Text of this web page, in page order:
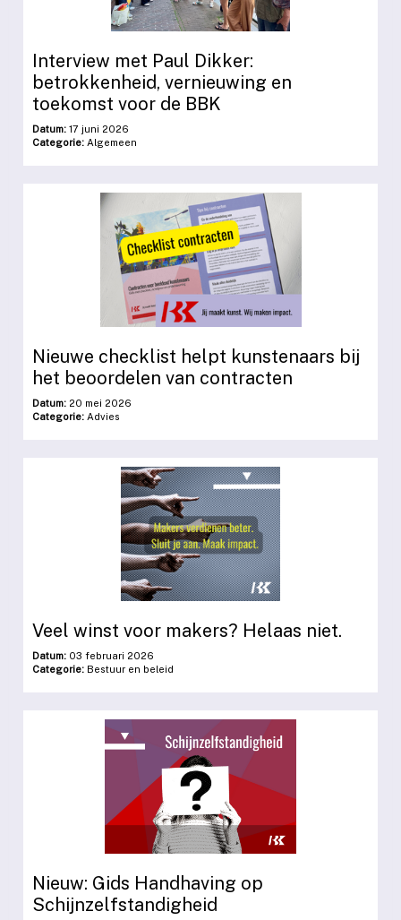
Interview met Paul Dikker:
betrokkenheid, vernieuwing en
toekomst voor de BBK
Datum: 17 juni 2026
Categorie: Algemeen
Nieuwe checklist helpt kunstenaars bij
het beoordelen van contracten
Datum: 20 mei 2026
Categorie: Advies
Veel winst voor makers? Helaas niet.
Datum: 03 februari 2026
Categorie: Bestuur en beleid
Nieuw: Gids Handhaving op
Schijnzelfstandigheid